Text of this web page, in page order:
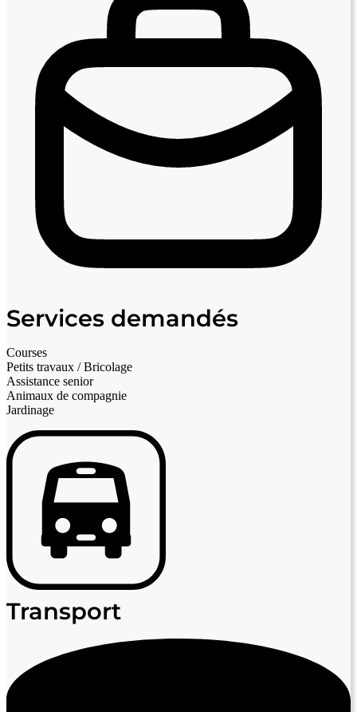
Services demandés
Courses
Petits travaux / Bricolage
Assistance senior
Animaux de compagnie
Jardinage
Transport